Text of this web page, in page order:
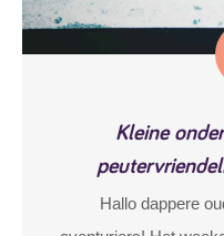
Kleine
Hallo dappere